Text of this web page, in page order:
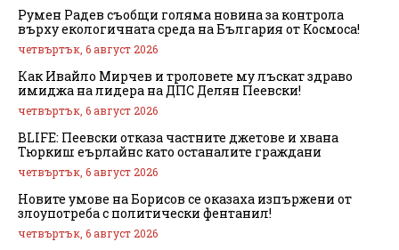
Румен Радев съобщи голяма новина за контрола
върху екологичната среда на България от Космоса!
четвъртък, 6 август 2026
Как Ивайло Мирчев и троловете му лъскат здраво
имиджа на лидера на ДПС Делян Пеевски!
четвъртък, 6 август 2026
BLIFE: Пеевски отказа частните джетове и хвана
Тюркиш еърлайнс като останалите граждани
четвъртък, 6 август 2026
Новите умове на Борисов се оказаха изпържени от
злоупотреба с политически фентанил!
четвъртък, 6 август 2026